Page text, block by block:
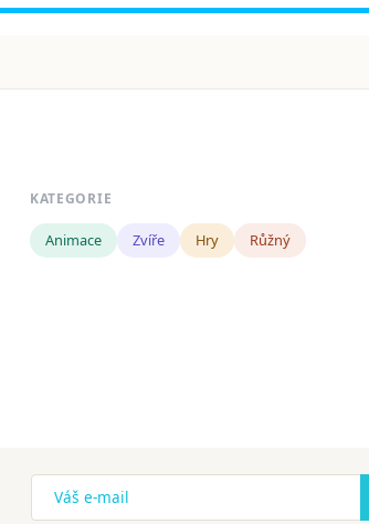
KATEGORIE
Animace Zvíře Hry Růžný